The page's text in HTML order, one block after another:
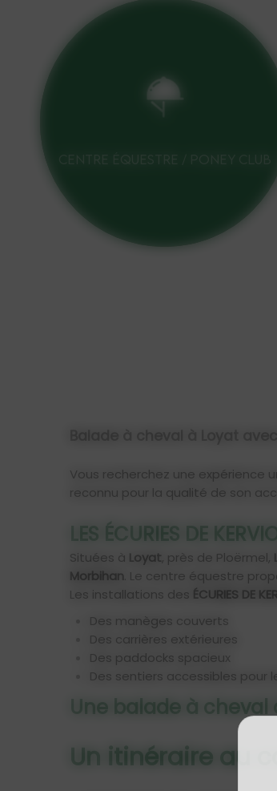
Vous recherchez une expérience
reconnu pour la qualité de son
LES ÉCURIES DE
Situées à Loyat, près de Ploërmel,
Morbihan . Le centre équestre
Les installations des ÉCURIES DE
Des manèges couverts
Des carrières extérieures
Des paddocks spacieux
Des sentiers accessibles pour
Une balade à cheval
Un itinéraire au